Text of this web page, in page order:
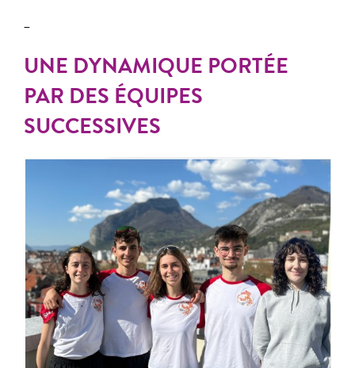
_
UNE DYNAMIQUE PORTÉE
PAR DES ÉQUIPES
SUCCESSIVES